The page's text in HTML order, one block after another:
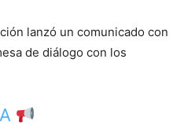
lanzó un comunicado con
de diálogo con los